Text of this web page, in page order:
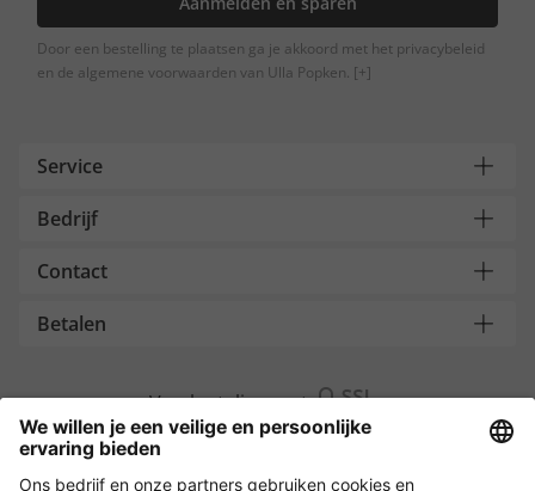
Door een bestelling te plaatsen ga je akkoord met het privacybeleid
en de algemene voorwaarden van Ulla Popken. [+]
Service
Bedrijf
Contact
Betalen
Versleuteling met